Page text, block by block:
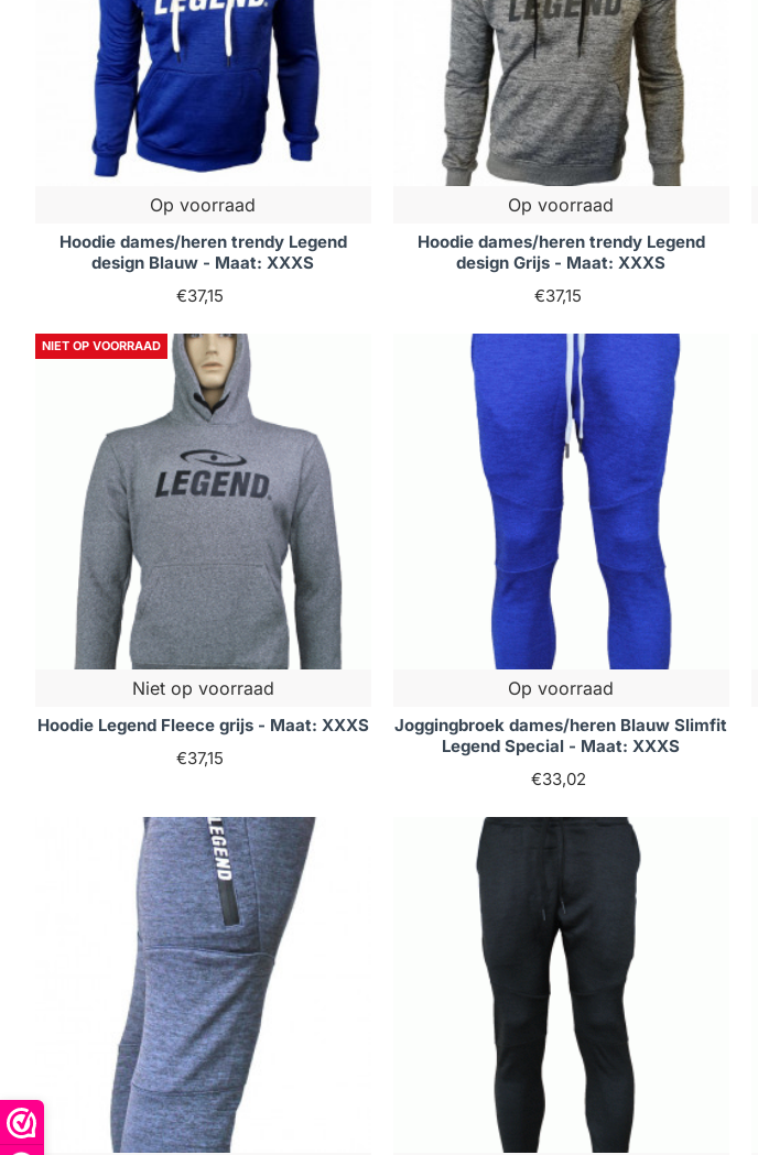
Op voorraad
Hoodie dames/heren trendy Legend
design Blauw - Maat: XXXS
€37,15
Op voorraad
Hoodie dames/heren trendy Legend
design Grijs - Maat: XXXS
€37,15
NIET OP VOORRAAD
Niet op voorraad
Hoodie Legend Fleece grijs - Maat: XXXS
€37,15
Op voorraad
Joggingbroek dames/heren Blauw Slimfit
Legend Special - Maat: XXXS
€33,02